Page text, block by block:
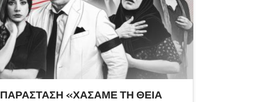
ΠΑΡΑΣΤΑΣΗ «ΧΑΣΑΜΕ ΤΗ ΘΕΙΑ